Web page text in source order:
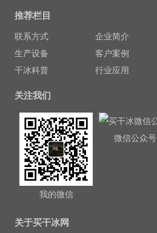
推荐栏目
联系方式 企业简介
生产设备
客户案例
干冰科普
行业应用
关注我们
我的微信
微信公众号
关于买干冰网